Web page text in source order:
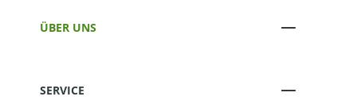
ÜBER UNS
SERVICE